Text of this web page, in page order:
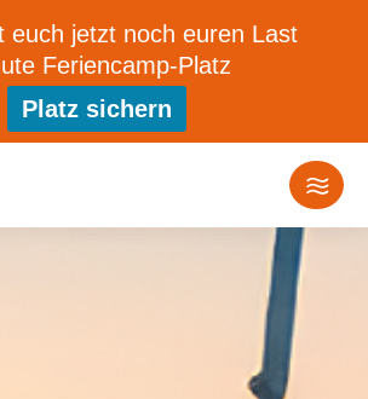
euch jetzt noch euren Last
Feriencamp-Platz
Platz sichern